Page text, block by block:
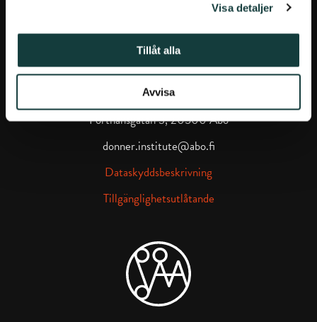
Visa detaljer
Tillåt alla
Avvisa
DONNERSKA INSTITUTET
Donnerska institutet på Facebook
Donnerska institutet på
Porthansgatan 3, 20500 Åbo
donner.institute@abo.fi
Dataskyddsbeskrivning
Tillgänglighetsutlåtande